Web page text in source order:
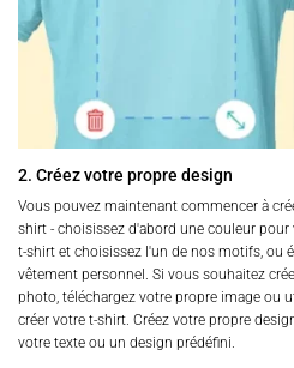
2. Créez votre propre design
Vous pouvez maintenant commencer à
shirt - choisissez d'abord une couleur
t-shirt et choisissez l'un de nos motifs, ou
vêtement personnel. Si vous souhaitez
photo, téléchargez votre propre image ou
créer votre t-shirt. Créez votre propre
votre texte ou un design prédéfini.